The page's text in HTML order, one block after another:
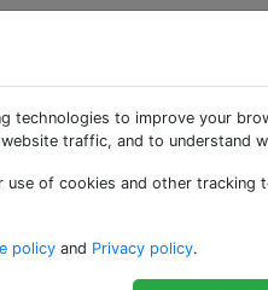
della riga di comando e
technologies to improve your
traffic, and to understand
use of cookies and other
policy and Privacy policy.